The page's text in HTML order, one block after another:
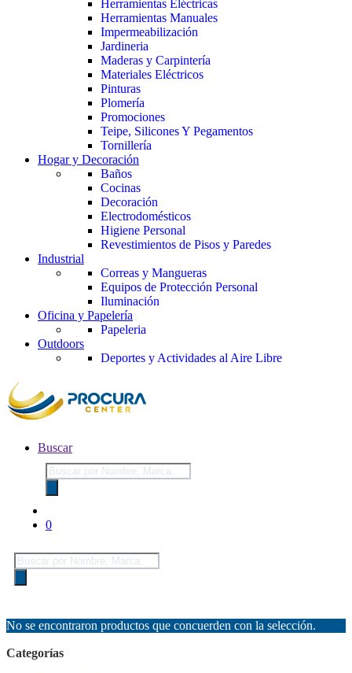
Herramientas Eléctricas
Herramientas Manuales
Impermeabilización
Jardineria
Maderas y Carpintería
Materiales Eléctricos
Pinturas
Plomería
Promociones
Teipe, Silicones Y Pegamentos
Tornillería
Hogar y Decoración
Baños
Cocinas
Decoración
Electrodomésticos
Higiene Personal
Revestimientos de Pisos y Paredes
Industrial
Correas y Mangueras
Equipos de Protección Personal
Iluminación
Oficina y Papelería
Papeleria
Outdoors
Deportes y Actividades al Aire Libre
Buscar
Búsqueda
de
productos
0
Búsqueda
de
productos
No se encontraron productos que concuerden con la selección.
Categorías